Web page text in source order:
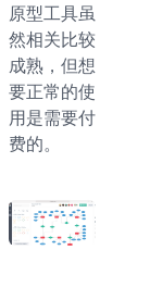
原型工具虽
然相关比较
成熟，但想
要正常的使
用是需要付
费的。